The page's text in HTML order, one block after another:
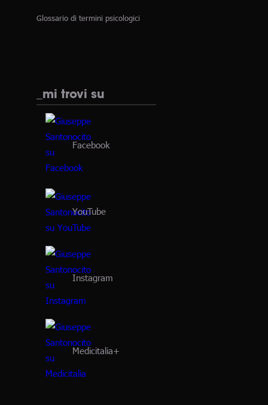
Glossario di termini psicologici
_mi trovi su
Facebook
YouTube
Instagram
Medicitalia+